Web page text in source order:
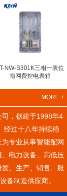
NW-S301K三相一表位
南网费控电表箱
MORE +
，创建于1998年4
经过十八年持续稳
专业从事智能配网
电力设备、高低压
、生产、销售、服
备制造供应商。